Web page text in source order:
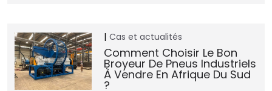
Cas et actualités
Comment Choisir Le Bon
Broyeur De Pneus Industriels
À Vendre En Afrique Du Sud
?